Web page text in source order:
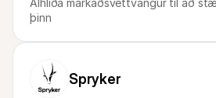
Alhliða markaðsvettvangur til að
þinn
Spryker